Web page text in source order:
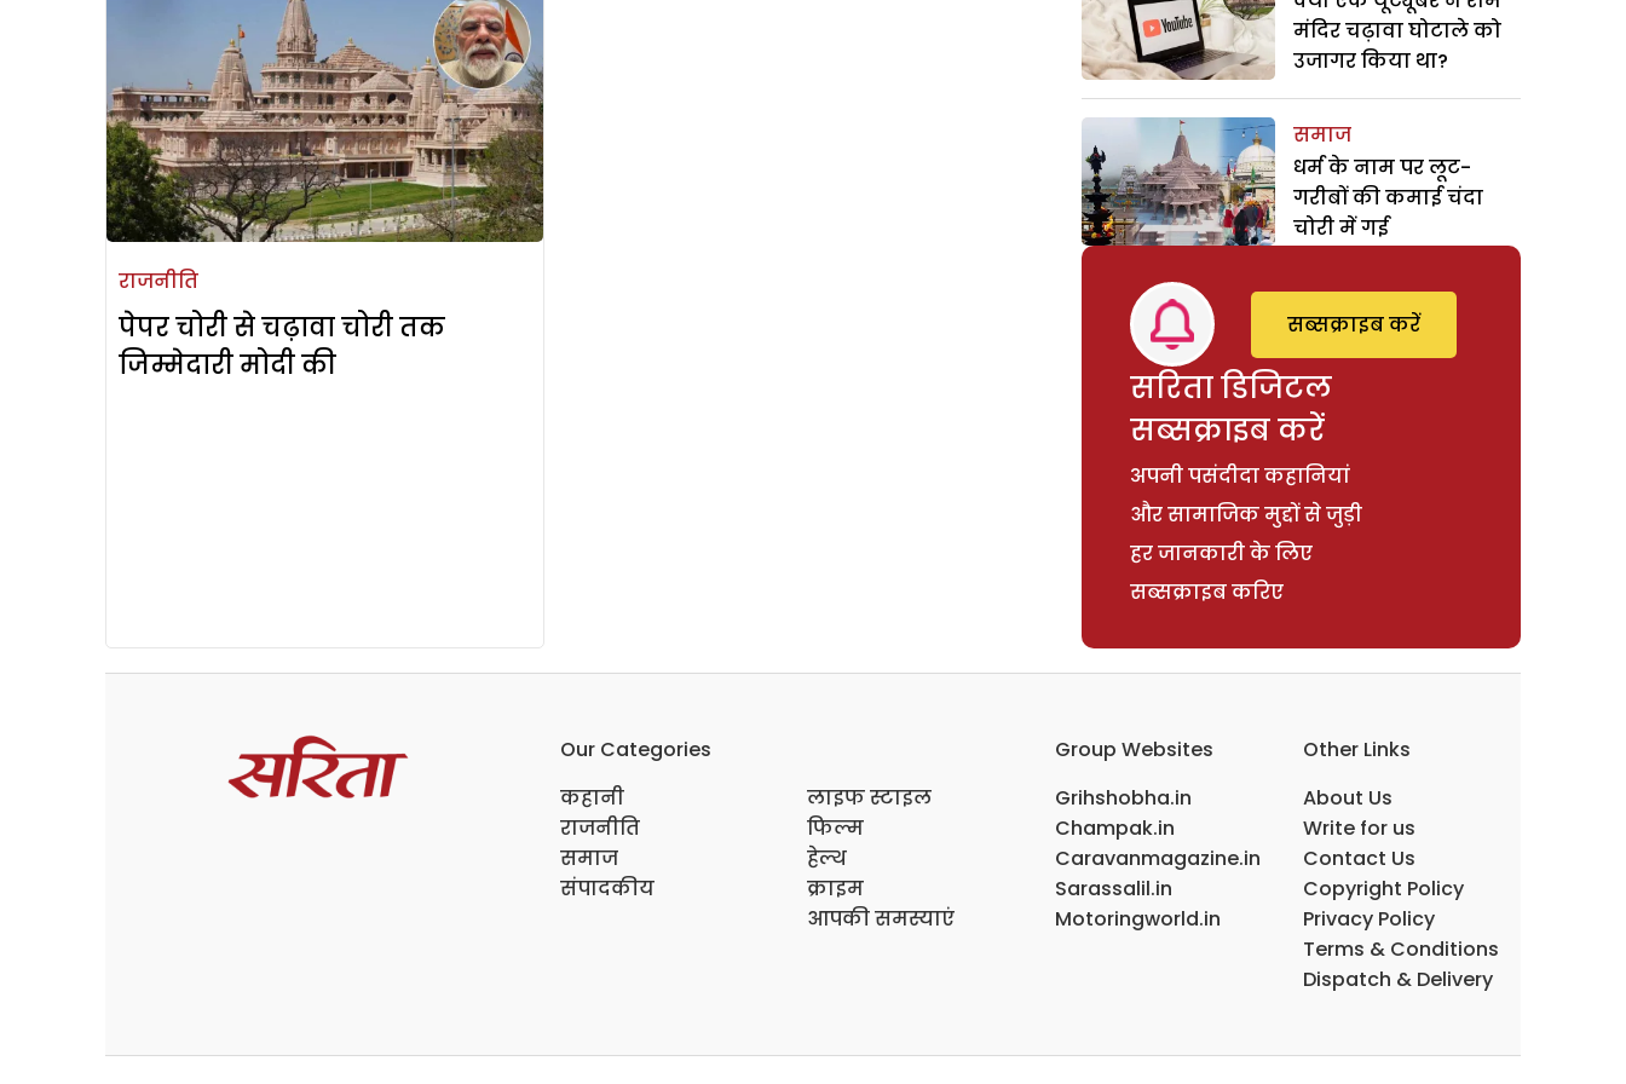
राजनीति
पेपर चोरी से चढ़ावा चोरी तक
जिम्मेदारी मोदी की
मंदिर चढ़ावा घोटाले को
उजागर किया था?
समाज
धर्म के नाम पर लूट-
गरीबों की कमाई चंदा
चोरी में गई
सरिता डिजिटल
सब्सक्राइब करें
अपनी पसंदीदा कहानियां
और सामाजिक मुद्दों से जुड़ी
हर जानकारी के लिए
सब्सक्राइब करिए
सब्सक्राइब करें
Our Categories
कहानी
राजनीति
समाज
संपादकीय
लाइफ स्टाइल
फिल्म
हेल्थ
क्राइम
आपकी समस्याएं
Group Websites
Grihshobha.in
Champak.in
Caravanmagazine.in
Sarassalil.in
Motoringworld.in
Other Links
About Us
Write for us
Contact Us
Copyright Policy
Privacy Policy
Terms & Conditions
Dispatch & Delivery